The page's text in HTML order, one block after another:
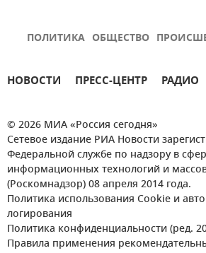
ПОЛИТИКА ОБЩЕСТВО
НОВОСТИ ПРЕСС-ЦЕНТР РАДИО
© 2026 МИА «Россия сегодня»
Сетевое издание РИА Новости
Федеральной службе по надзору в
информационных технологий и
(Роскомнадзор) 08 апреля 2014 года.
Политика использования Cookie и
логирования
Политика конфиденциальности (ред.
Правила применения